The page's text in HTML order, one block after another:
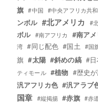
旗 #中国 #中央アフリカ共
ンボル #北アメリカ #
ボル #南アフリカ #南アメ
湾 #同じ配色 #国土 #国
旗 #太陽 #斜めの縞 #日
ティモール #植物 #歴史
汎アフリカ色 #汎アラブ
国章 #縦掲揚 #赤旗 #赤